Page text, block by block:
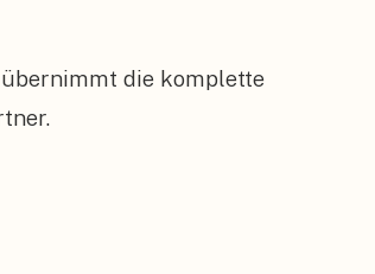
die komplette